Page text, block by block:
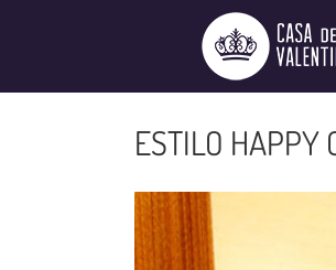
ESTILO HAPPY